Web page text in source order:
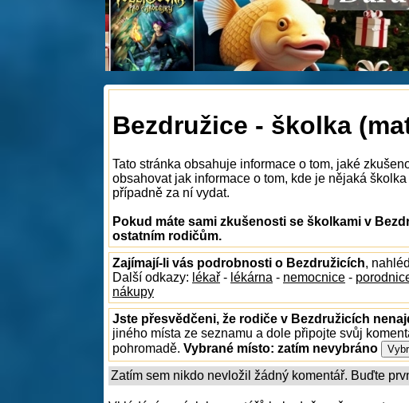
Bezdružice - školka
Tato stránka obsahuje informace o tom, jaké
obsahovat jak informace o tom, kde je nějaká
případně za ní vydat.
Pokud máte sami zkušenosti se školkami v
ostatním rodičům.
Zajímají-li vás podrobnosti o Bezdružicích,
Další odkazy: lékař - lékárna - nemocnice -
nákupy
Jste přesvědčeni, že rodiče v Bezdružicích
jiného místa ze seznamu a dole připojte svůj
pohromadě. Vybrané místo: zatím nevybráno
Zatím sem nikdo nevložil žádný komentář. Buďte